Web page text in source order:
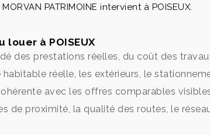
PATRIMOINE intervient à POISEUX.
à POISEUX
des prestations réelles, du coût des
habitable réelle, les extérieurs, le
avec les offres comparables
de proximité, la qualité des routes, le